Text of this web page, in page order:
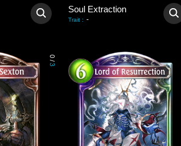
Soul Extraction
Trait : -
0
/
3